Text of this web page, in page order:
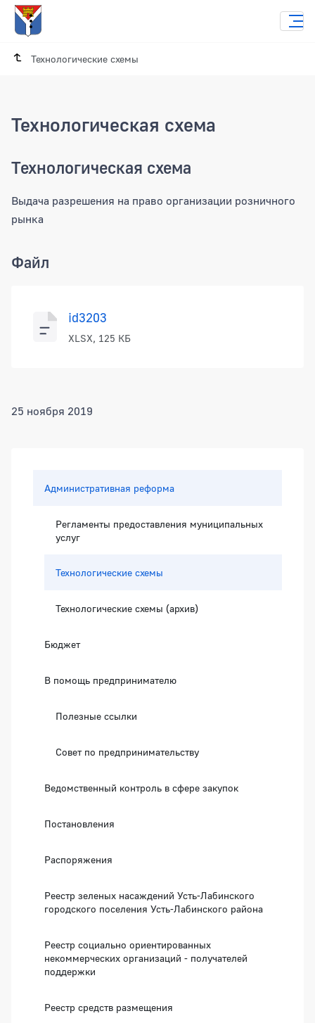
Технологические схемы
Технологическая схема
Технологическая схема
Выдача разрешения на право организации розничного
рынка
Файл
id3203
XLSX, 125 КБ
25 ноября 2019
Административная реформа
Регламенты предоставления муниципальных
услуг
Технологические схемы
Технологические схемы (архив)
Бюджет
В помощь предпринимателю
Полезные ссылки
Совет по предпринимательству
Ведомственный контроль в сфере закупок
Постановления
Распоряжения
Реестр зеленых насаждений Усть-Лабинского
городского поселения Усть-Лабинского района
Реестр социально ориентированных
некоммерческих организаций - получателей
поддержки
Реестр средств размещения